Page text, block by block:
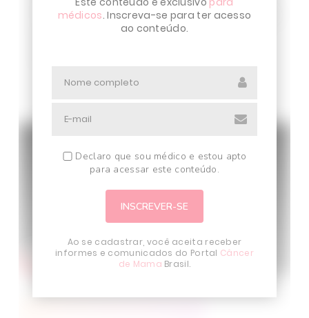
médicos. Inscreva-se para ter acesso
ao conteúdo.
Declaro que sou médico e estou apto
para acessar este conteúdo.
Ao se cadastrar, você aceita receber
informes e comunicados do Portal Câncer
de Mama Brasil.
Medicina da USP. Foi fellow da Universidade de
Chicago. Atualmente atua como oncologista